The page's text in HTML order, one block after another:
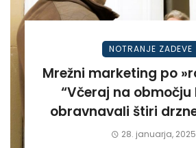
NOTRANJE ZADEVE
Mrežni marketing po
“Včeraj na območju PU Celje
obravnavali štiri
28. januarja, 2025